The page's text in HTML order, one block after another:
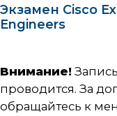
Экзамен Cisco
Engineers
Внимание!
проводится. За
обращайтесь к